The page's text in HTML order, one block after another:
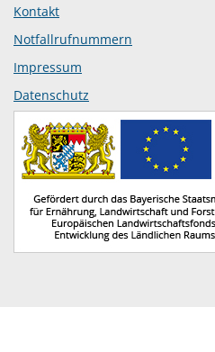
Kontakt
Notfallrufnummern
Impressum
Datenschutz